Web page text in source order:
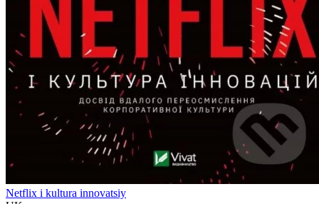
Netflix i kultura innovatsiy